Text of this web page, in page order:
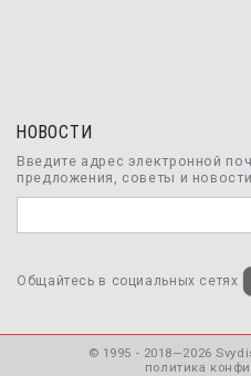
НОВОСТИ
Введите адрес электронной
предложения, советы и
Общайтесь в социальных сетях
© 1995 - 2018—2026
политика